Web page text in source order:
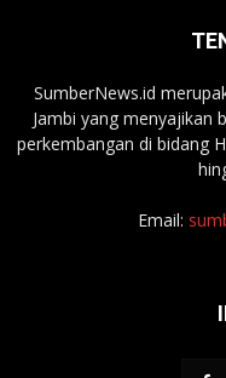
SumberNews.id
Jambi yang menyajikan
perkembangan di bidang
Email: